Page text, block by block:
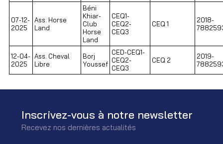
07-12-
2025
Ass. Horse
Land
Béni
Khiar-
Club
Horse
Land
CEQ1-
CEQ2-
CEQ3
CEQ 1
2018-
12-04-
2025
Ass. Cheval
Libre
Borj
Youssef
CED-CEQ1-
CEQ2-
CEQ3
CEQ 2
2019-
Inscrivez-vous à notre newsletter
Recevez nos dernières actualités